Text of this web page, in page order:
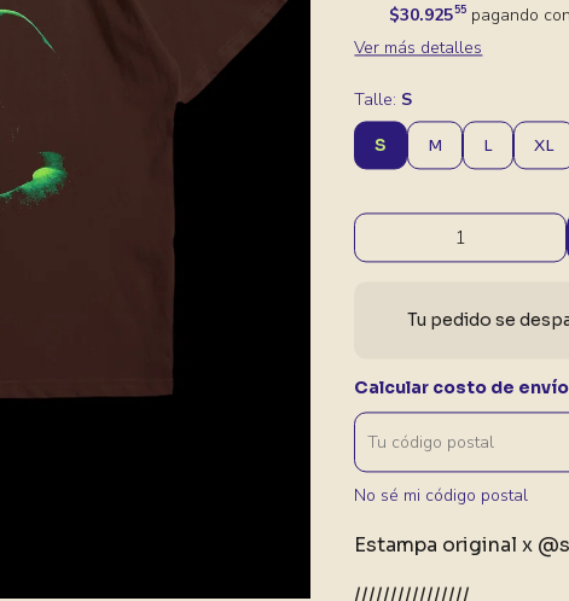
$30.92555 pagando
Ver más detalles
Talle: S
S M L XL
Tu pedido se
Calcular costo de
No sé mi código postal
Estampa original x